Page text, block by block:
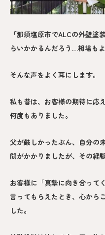
「那須塩原市でALCの外壁塗
らいかかるんだろう…相場も
そんな声をよく耳にします。
私も昔は、お客様の期待に応
何度もありました。
父が厳しかったぶん、自分の
間がかかりましたが、その経
お客様に「真摯に向き合って
言ってもらえたとき、心から
した。